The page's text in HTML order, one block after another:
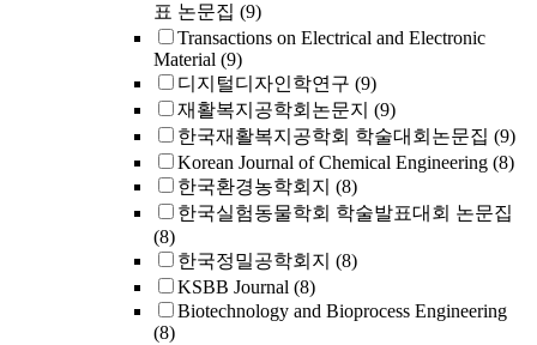
표 논문집 (9)
Transactions on Electrical and Electronic
Material (9)
디지털디자인학연구 (9)
재활복지공학회논문지 (9)
한국재활복지공학회 학술대회논문집 (9)
Korean Journal of Chemical Engineering (8)
한국환경농학회지 (8)
한국실험동물학회 학술발표대회 논문집
(8)
한국정밀공학회지 (8)
KSBB Journal (8)
Biotechnology and Bioprocess Engineering
(8)